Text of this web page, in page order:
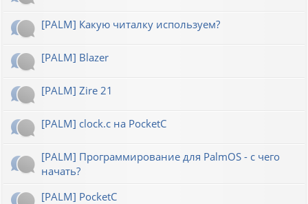
[PALM] Какую читалку используем?
[PALM] Blazer
[PALM] Zire 21
[PALM] clock.c на PocketC
[PALM] Программирование для PalmOS - с чего
начать?
[PALM] PocketC